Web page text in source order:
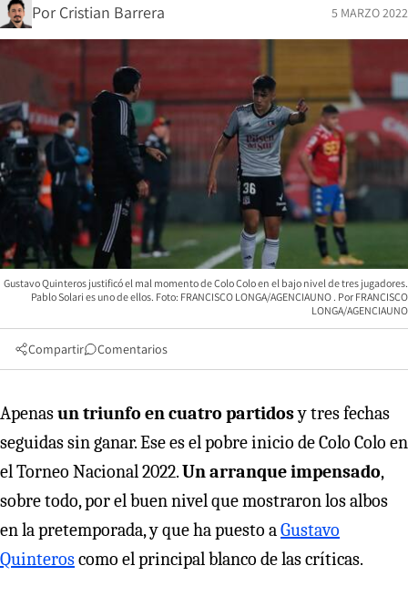
Por Cristian Barrera 5 MARZO 2022
Gustavo Quinteros justificó el mal momento de Colo Colo en el bajo nivel de tres jugadores.
Pablo Solari es uno de ellos. Foto: FRANCISCO LONGA/AGENCIAUNO
FRANCISCO
LONGA/AGENCIAUNO
Compartir Comentarios
Apenasun triunfo en cuatro partidosy tres fechas
seguidas sin ganar. Ese es el pobre inicio de Colo Colo en
el Torneo Nacional 2022.Un arranque impensado,
sobre todo, por el buen nivel que mostraron los albos
en la pretemporada, y que ha puesto aGustavo
Quinteroscomo el principal blanco de las críticas.